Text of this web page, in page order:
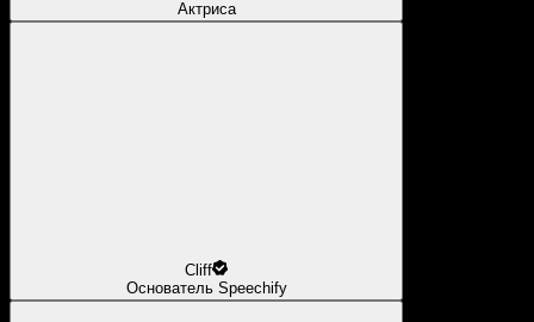
Актриса
Cliff
Основатель Speechify